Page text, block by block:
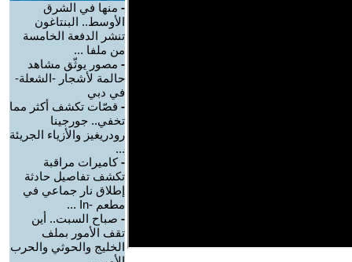
- منها في الشرق
الأوسط.. البنتاغون
تنشر الدفعة الخامسة
من ملفا ...
- مصور يوثّق مشاهد
حالمة لأشجار -الشعلة-
في دبي
- قصّات تكشف أكثر مما
تخفي.. جورجينا
رودريغيز والأزياء الجريئة
...
-كاميرات مراقبة
تكشف تفاصيل حادثة
إطلاق نار جماعي في
مطعم -In ...
- صباح السبت.. أين
تقف الأمور بملف
الخليج والحوثي والحرب